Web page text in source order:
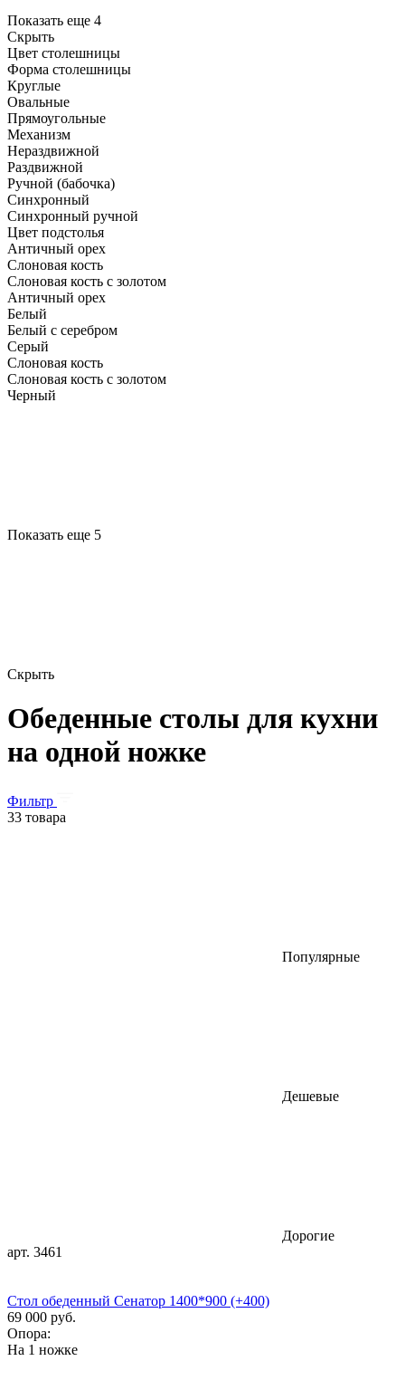
Показать еще 4
Скрыть
Цвет столешницы
Форма столешницы
Круглые
Овальные
Прямоугольные
Механизм
Нераздвижной
Раздвижной
Ручной (бабочка)
Синхронный
Синхронный ручной
Цвет подстолья
Античный орех
Слоновая кость
Слоновая кость с золотом
Античный орех
Белый
Белый с серебром
Серый
Слоновая кость
Слоновая кость с золотом
Черный
Показать еще 5
Скрыть
Обеденные столы для кухни
на одной ножке
Фильтр
33 товара
Популярные
Дешевые
Дорогие
арт. 3461
Стол обеденный Сенатор 1400*900 (+400)
69 000 руб.
Опора:
На 1 ножке